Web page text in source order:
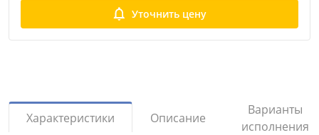
Уточнить цену
Характеристики Описание
Варианты
исполнения